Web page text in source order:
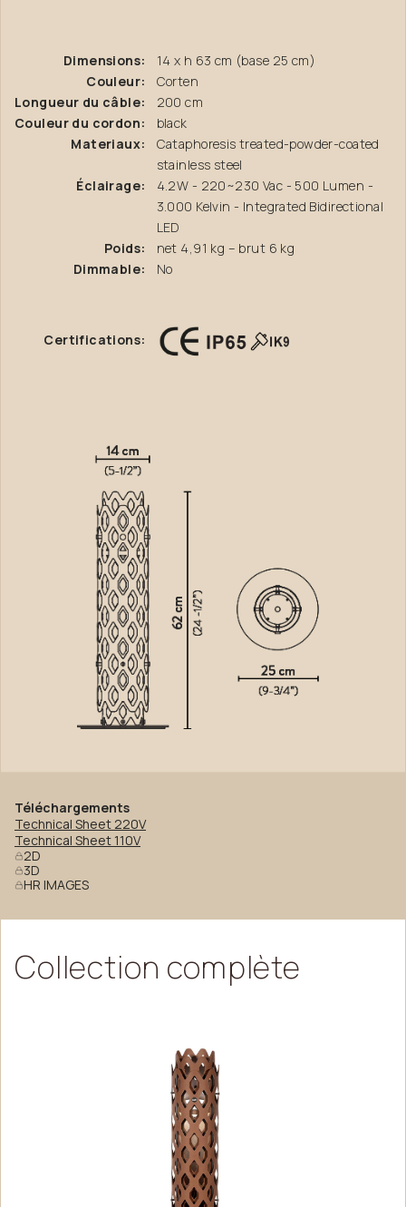
Dimensions:
14 x h 63 cm (base 25 cm)
Couleur:
Corten
Longueur du câble:
200 cm
Couleur du cordon:
black
Materiaux:
Cataphoresis treated-powder-coated
stainless steel
Éclairage:
4.2W - 220~230 Vac - 500 Lumen -
3.000 Kelvin - Integrated Bidirectional
LED
Poids:
net 4,91 kg – brut 6 kg
Dimmable:
No
Certifications:
Téléchargements
Technical Sheet 220V
Technical Sheet 110V
2D
3D
HR IMAGES
Collection complète